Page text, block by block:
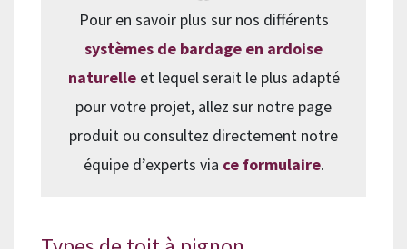
Pour en savoir plus sur nos différents
systèmes de bardage en ardoise
naturelleet lequel serait le plus adapté
pour votre projet, allez sur notre page
produit ou consultez directement notre
équipe d’experts via ce formulaire.